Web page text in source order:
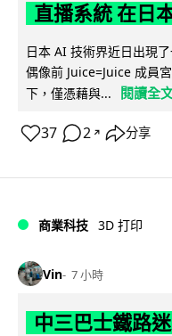
直播系統 在日
日本 AI 技術界近日出現
偶像前 Juice=Juice 成員
下，僅憑藉與...
閱讀全
37 2 ↗ 分享
商業科技 3D 打印
Vin 7 小時
中三巴士鐵路